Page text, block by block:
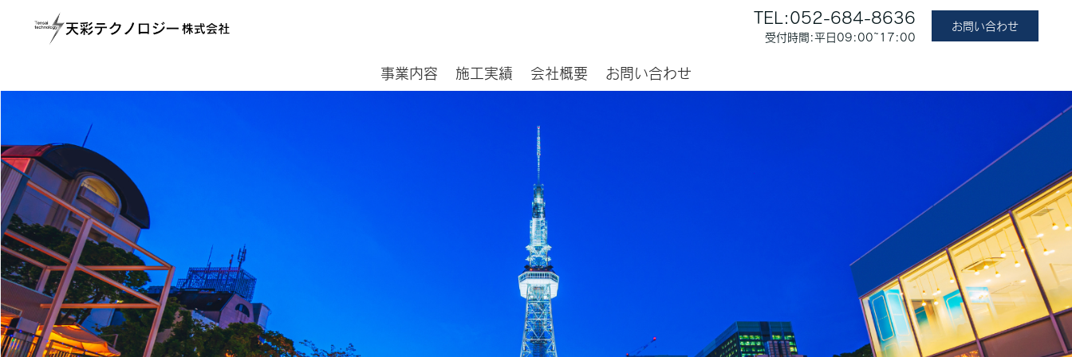
TEL:052-684-8636
受付時間:平日09:00~17:00
お問い合わせ
事業内容 施工実績 会社概要 お問い合わせ